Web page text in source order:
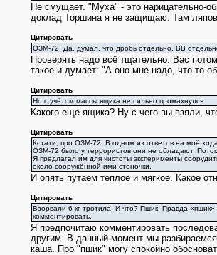
Не смущает. "Муха" - это нарицательно-
доклад Торшина я не защищаю. Там ляпов
Цитировать
ОЗМ-72. Да, думал, что дробь отдельно, ВВ
Проверять надо всё тщательно. Вас
такое и думает: "А оно мне надо, что-то
Цитировать
Но с учётом массы ящика не сильно промахнулся.
Какого еще ящика? Ну с чего вы взяли,
Цитировать
Кстати, про ОЗМ-72. В одном из ответов на моё
ОЗМ-72 было у террористов они не обладают. Потом
Я предлагал им для чистоты эксперименты
около сооружённой ими стеночки.
И опять путаем теплое и мягкое. Какое
Цитировать
Взорвали 6 кг тротила. И что? Пшик. Правда
комментировать.
Я предпочитаю комментировать
другим. В данный момент мы
каша. Про "пшик" могу спокойно